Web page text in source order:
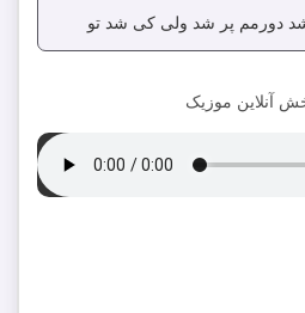
دورمم پر شد ولی کی شد تو
آنلاین موزیک